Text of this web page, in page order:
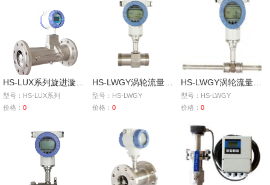
型号：HS-LUX系列
价格： 0
HS-LWGY涡轮流量计（螺纹连接）
型号：HS-LWGY
价格： 0
型号：HS-LWGY
价格：0